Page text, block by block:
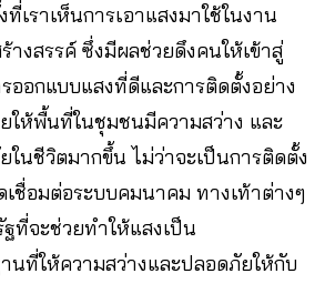
เราเห็นการเอาแสงมาใช้ในงาน
างสรรค์ ซึ่งมีผลช่วยดึงคนให้เข้าสู่
ออกแบบแสงที่ดีและการติดตั้งอย่าง
ให้พื้นที่ในชุมชนมีความสว่าง และ
นชีวิตมากขึ้น ไม่ว่าจะเป็นการติดตั้ง
ชื่อมต่อระบบคมนาคม ทางเท้าต่างๆ
ที่จะช่วยทำให้แสงเป็น
ที่ให้ความสว่างและปลอดภัยให้กับ